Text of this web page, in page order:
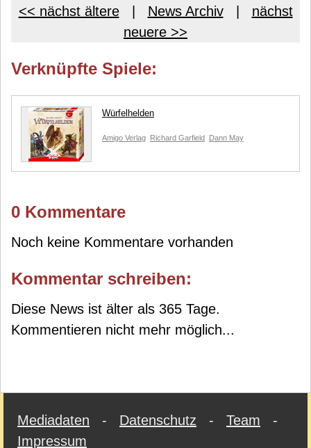
<< nächst ältere| News Archiv| nächst
neuere >>
Verknüpfte Spiele:
Würfelhelden
Amigo Verlag Richard Garfield Dann May
0 Kommentare
Noch keine Kommentare vorhanden
Kommentar schreiben:
Diese News ist älter als 365 Tage.
Kommentieren nicht mehr möglich...
Mediadaten - Datenschutz - Team -
Impressum